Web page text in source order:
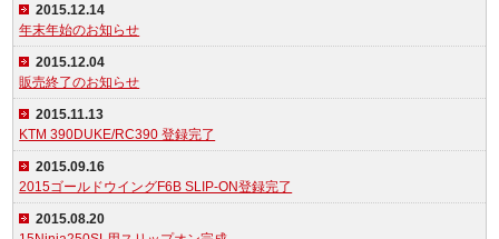
2015.12.14
年末年始のお知らせ
2015.12.04
販売終了のお知らせ
2015.11.13
KTM 390DUKE/RC390 登録完了
2015.09.16
2015ゴールドウイングF6B SLIP-ON登録完了
2015.08.20